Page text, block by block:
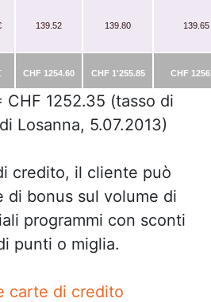
139.52 139.80 139.65
CHF 1254.60 CHF 1'255.85 CHF
1252.35 (tasso di
Losanna, 5.07.2013)
credito, il cliente può
di bonus sul volume di
programmi con sconti
punti o miglia.
carte di credito